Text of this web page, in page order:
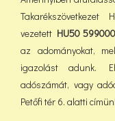
vezetett HU50
az adományokat,
igazolást adunk.
adószámát, vagy
Petőfi tér 6. alatti